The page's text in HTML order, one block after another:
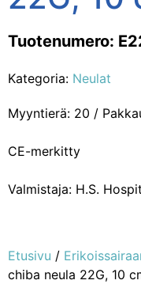
Tuotenumero:
Kategoria: Neulat
Myyntierä: 20 /
CE-merkitty
Valmistaja: H.S.
Etusivu /
chiba neula 22G, 10